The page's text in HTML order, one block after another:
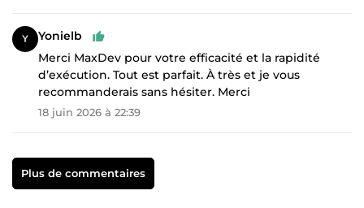
Yonielb
Merci MaxDev pour votre efficacité et la rapidité
d’exécution. Tout est parfait. À très et je vous
recommanderais sans hésiter. Merci
18 juin 2026 à 22:39
Plus de commentaires